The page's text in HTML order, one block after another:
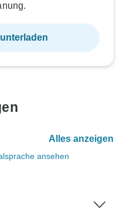
Alles anzeigen
ansehen